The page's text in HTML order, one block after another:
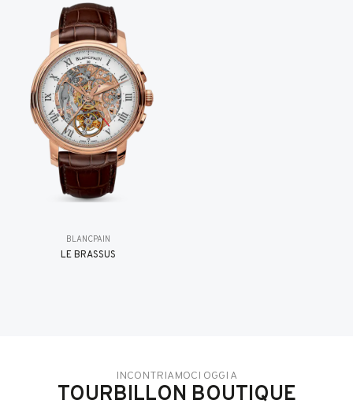
BLANCPAIN
LE BRASSUS
INCONTRIAMOCI OGGI A
TOURBILLON BOUTIQUE